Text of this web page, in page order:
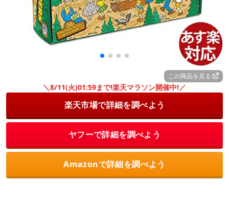
この商品を見る
＼8/11(火)01:59まで!楽天マラソン開催中!／
楽天市場で詳細を調べよう
ヤフーで詳細を調べよう
Amazonで詳細を調べよう